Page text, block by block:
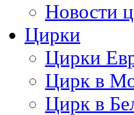
Новости
Цирки
Цирки
Цирк в
Цирк в